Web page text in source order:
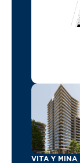
VITA Y MINA